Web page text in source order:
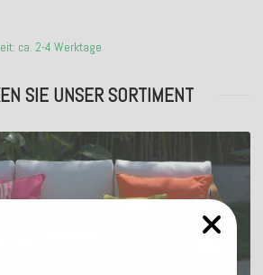
ca. 2-4 Werktage
SIE UNSER SORTIMENT